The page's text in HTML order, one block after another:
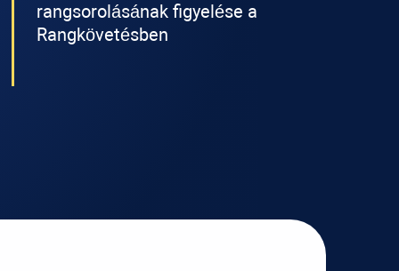
rangsorolásának figyelése a
Rangkövetésben